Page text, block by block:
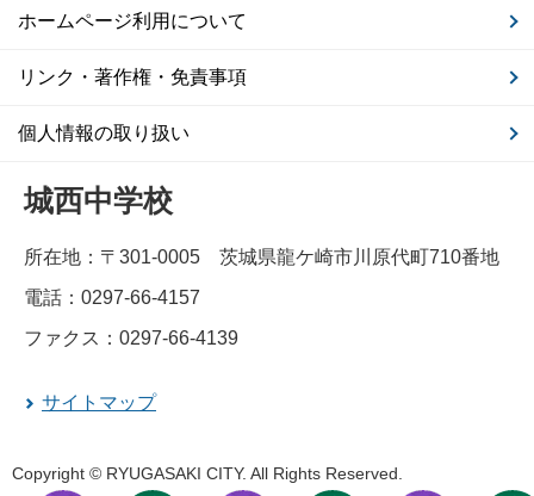
ホームページ利用について
リンク・著作権・免責事項
個人情報の取り扱い
城西中学校
所在地：〒301-0005 茨城県龍ケ崎市川原代町710番地
電話：0297-66-4157
ファクス：0297-66-4139
サイトマップ
Copyright © RYUGASAKI CITY. All Rights Reserved.